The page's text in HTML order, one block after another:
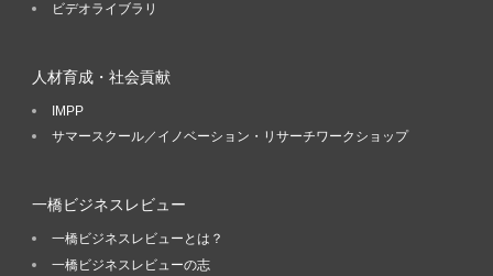
ビデオライブラリ
人材育成・社会貢献
IMPP
サマースクール／イノベーション・リサーチワークショップ
一橋ビジネスレビュー
一橋ビジネスレビューとは？
一橋ビジネスレビューの志